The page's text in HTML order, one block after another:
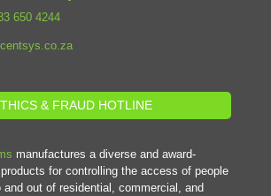
650 4244
& FRAUD HOTLINE
manufactures a diverse and award-
for controlling the access of people
out of residential, commercial, and